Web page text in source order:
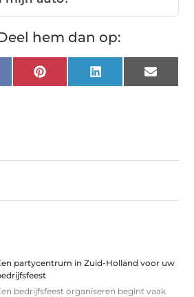
hem dan op:
Pinterest LinkedIn Email
partycentrum in Zuid-Holland voor uw
bedrijfsfeest organiseren begint vaak